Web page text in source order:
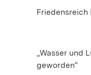
Friedensreich
„Wasser und
geworden“